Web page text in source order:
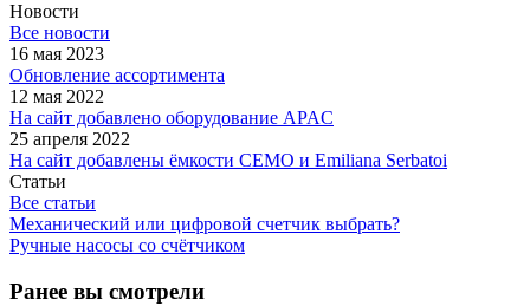
Новости
Все новости
16 мая 2023
Обновление ассортимента
12 мая 2022
На сайт добавлено оборудование APAC
25 апреля 2022
На сайт добавлены ёмкости CEMO и Emiliana Serbatoi
Статьи
Все статьи
Механический или цифровой счетчик выбрать?
Ручные насосы со счётчиком
Ранее вы смотрели